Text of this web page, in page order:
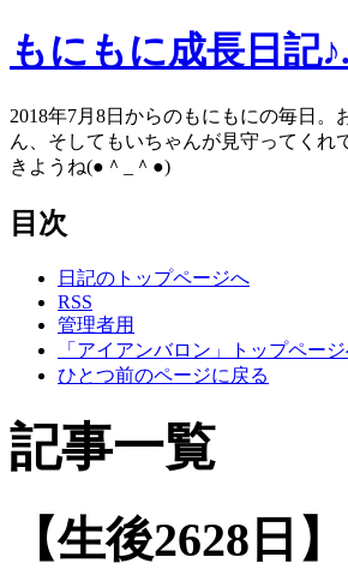
もにもに成長日記
2018年7月8日からのもにもにの毎日
ん、そしてもいちゃんが見守ってく
きようね(●＾_＾●)
目次
日記のトップページへ
RSS
管理者用
「アイアンバロン」トップペー
ひとつ前のページに戻る
記事一覧
【生後2628